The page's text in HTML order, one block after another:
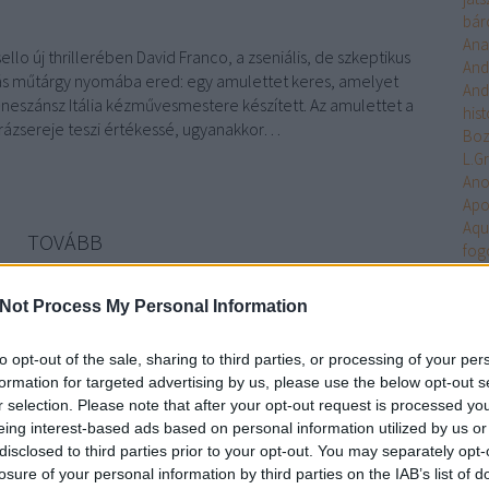
Process My Personal Information
opt-out of the sale, sharing to third parties, or processing of your
for targeted advertising by us, please use the below opt-out
selection. Please note that after your opt-out request is processed
interest-based ads based on personal information utilized by us
to third parties prior to your opt-out. You may separately
of your personal information by third parties on the IAB’s list of
új thrillerében David Franco, a zseniális, de szkeptikus
műtárgy nyomába ered: egy amulettet keres, amelyet
Itália kézművesmestere készített. Az amulettet a
teszi értékessé, ugyanakkor…
TOVÁBB
Fejben dől el?